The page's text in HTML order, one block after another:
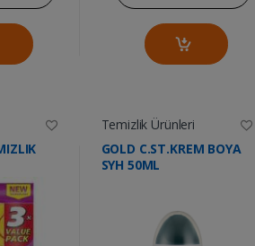
Temizlik Ürünleri
GOLD C.ST.KREM BOYA
SYH 50ML